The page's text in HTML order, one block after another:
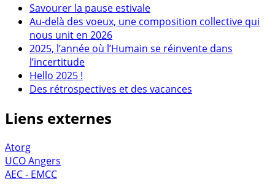
Savourer la pause estivale
Au-delà des voeux, une composition collective qui
nous unit en 2026
2025, l’année où l’Humain se réinvente dans
l’incertitude
Hello 2025 !
Des rétrospectives et des vacances
Liens externes
Atorg
UCO Angers
AEC - EMCC